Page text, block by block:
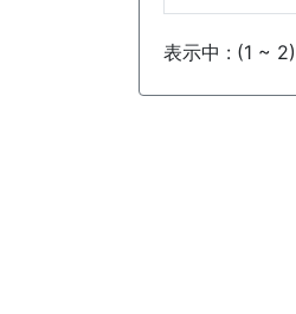
表示中 : (1 ~